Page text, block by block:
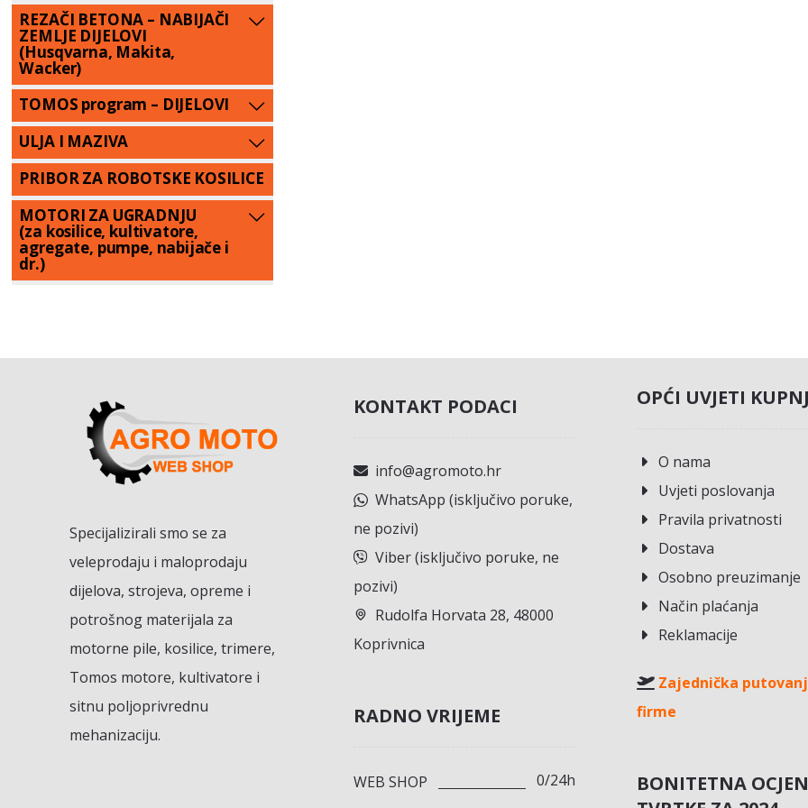
REZAČI BETONA – NABIJAČI
ZEMLJE DIJELOVI
(Husqvarna, Makita,
Wacker)
TOMOS program – DIJELOVI
ULJA I MAZIVA
PRIBOR ZA ROBOTSKE KOSILICE
MOTORI ZA UGRADNJU
(za kosilice, kultivatore,
agregate, pumpe, nabijače i
dr.)
Specijalizirali smo se za
veleprodaju i maloprodaju
dijelova, strojeva, opreme i
potrošnog materijala za
motorne pile, kosilice, trimere,
Tomos motore, kultivatore i
sitnu poljoprivrednu
mehanizaciju.
KONTAKT PODACI
info@agromoto.hr
WhatsApp (isključivo poruke,
ne pozivi)
Viber (isključivo poruke, ne
pozivi)
Rudolfa Horvata 28, 48000
Koprivnica
RADNO VRIJEME
WEB SHOP 0/24h
OPĆI UVJETI
O nama
Uvjeti poslovanja
Pravila privatnosti
Dostava
Osobno preuzimanje
Način plaćanja
Reklamacije
Zajednička
firme
BONITETNA